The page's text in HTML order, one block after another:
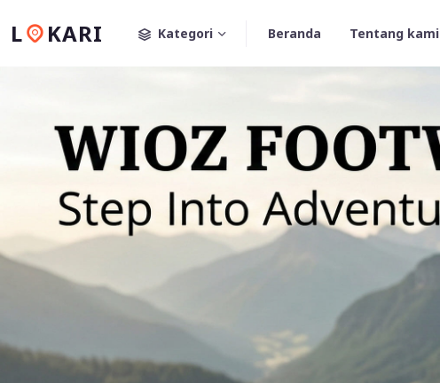
L KARI Kategori Beranda Tentang kami